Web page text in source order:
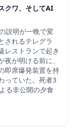
クワ、そしてAI
説明が一晩で変
されるテレグラ
レストランで起き
が明ける前に、
即席爆発装置を持
っていた。死者3
る非公開の夕食